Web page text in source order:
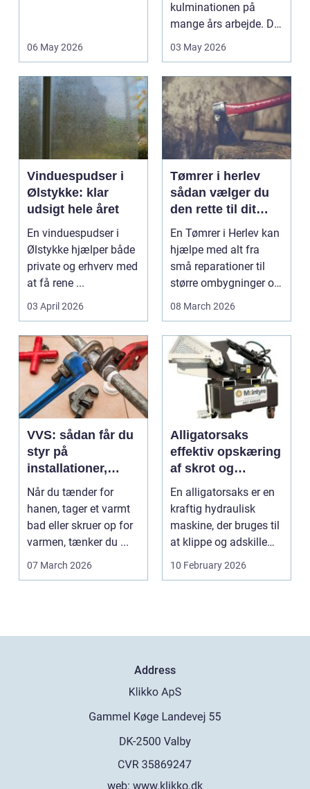
06 May 2026
kulminationen på
mange års arbejde. Det
kan være en planlagt
03 May 2026
Vinduespudser i
Ølstykke: klar
udsigt hele året
En vinduespudser i
Ølstykke hjælper både
private og erhverv med
at få rene ...
03 April 2026
Tømrer i herlev
sådan vælger du
den rette til dit
projekt
En Tømrer i Herlev kan
hjælpe med alt fra
små reparationer til
større ombygninger og
tilbygninger. N...
08 March 2026
VVS: sådan får du
styr på
installationer,
komfort og
energiforbrug
Når du tænder for
hanen, tager et varmt
bad eller skruer op for
varmen, tænker du ...
07 March 2026
Alligatorsaks
effektiv opskæring
af skrot og
metaller
En alligatorsaks er en
kraftig hydraulisk
maskine, der bruges til
at klippe og adskille
forskellige ...
10 February 2026
Address
web: www.klikko.dk